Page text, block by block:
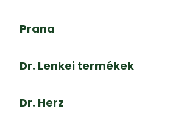
Prana
Dr. Lenkei termékek
Dr. Herz